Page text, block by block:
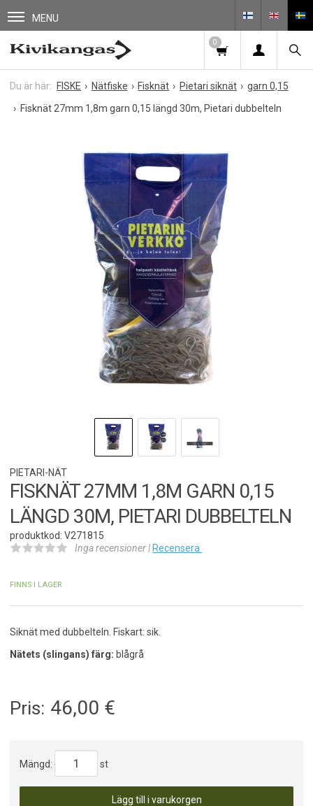
MENU
0
FISKE Nätfiske Fisknät Pietari siknät
garn 0,15
Fisknät 27mm 1,8m garn 0,15 längd 30m, Pietari dubbelteln
PIETARI-NÄT
FISKNÄT 27MM 1,8M GARN 0,15
LÄNGD 30M, PIETARI DUBBELTELN
produktkod: V271815
Inga recensioner | Recensera
FINNS I LAGER
Siknät med dubbelteln. Fiskart: sik.
Nätets (slingans) färg: blågrå
Pris: 46,00 €
Mängd: st
Lägg till i varukorgen